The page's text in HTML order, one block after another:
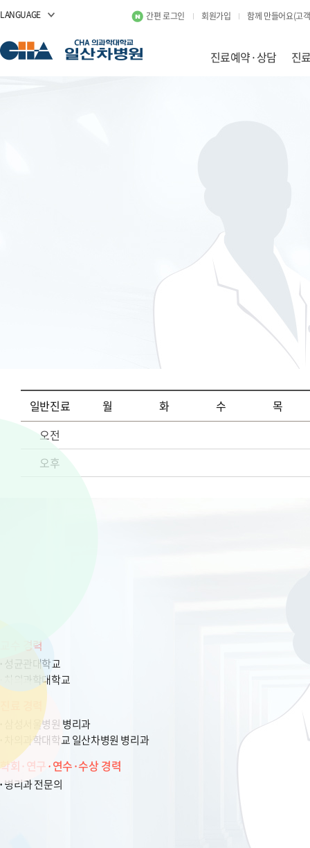
LANGUAGE 간편 로그인 회원가입 함께 만들어요(고
진료예약·상담 진
일반진료 월 화 수
목
오전
오후
교수 경력
성균관대학교
차의과학대학교
삼성서울병원 병리과
차의과학대학교 일산차병원 병리과
학회·연구·연수·수상 경력
병리과 전문의